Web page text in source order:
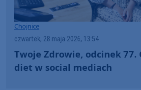
Chojnice
czwartek, 28 maja 2026, 13:54
Twoje Zdrowie, odcinek 77.
diet w social mediach